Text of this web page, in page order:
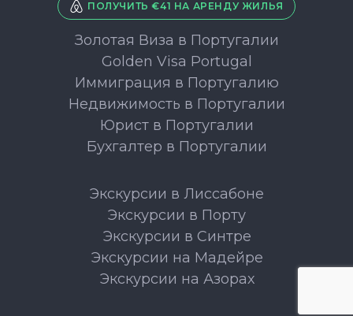
ПОЛУЧИТЬ €41 НА АРЕНДУ ЖИЛЬЯ
Золотая Виза в Португалии
Golden Visa Portugal
Иммиграция в Португалию
Недвижимость в Португалии
Юрист в Португалии
Бухгалтер в Португалии
Экскурсии в Лиссабоне
Экскурсии в Порту
Экскурсии в Синтре
Экскурсии на Мадейре
Экскурсии на Азорах